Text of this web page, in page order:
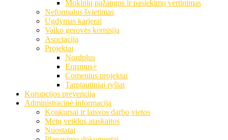
Mokinių pažangos ir pasiekimų vertinimas
Neformalus švietimas
Ugdymas karjerai
Vaiko gerovės komisija
Asociacija
Projektai
Nordplus
Erasmus+
Comenius projektai
Tarptautiniai ryšiai
Korupcijos prevencija
Administracinė informacija
Konkursai ir laisvos darbo vietos
Metų veiklos ataskaitos
Nuostatai